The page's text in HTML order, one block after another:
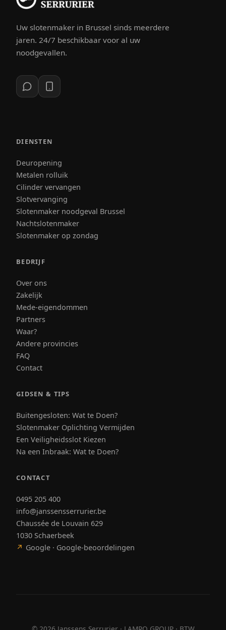
Uw slotenmaker in Brussel sinds meerdere
jaren. 24/7 beschikbaar voor al uw
noodgevallen.
DIENSTEN
Deuropening
Metalen rolluik
Cilinder vervangen
Slotvervanging
Slotenmaker noodgeval Brussel
Nachtslotenmaker
Slotenmaker op zondag
BEDRIJF
Over ons
Zakelijk
Mede-eigendommen
Partners
Waar?
Andere provincies
FAQ
Contact
GIDSEN & TIPS
Buitengesloten: Wat te Doen?
Slotenmaker Oplichting Vermijden
Een Veiligheidsslot Kiezen
Na een Inbraak: Wat te Doen?
CONTACT
0495 205 400
info@janssensserrurier.be
Chaussée de Louvain 629
1030 Schaerbeek
↗ Google · Google-beoordelingen